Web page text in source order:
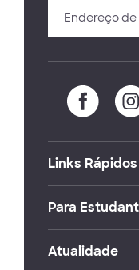
Links Rápidos
Para
Atualidade